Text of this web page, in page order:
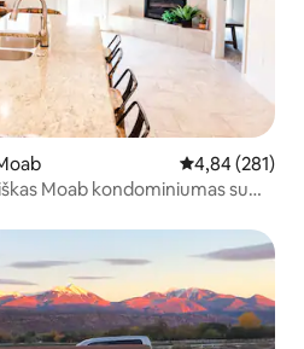
Vidutinis
4,84 (281)
Moab kondominiumas su